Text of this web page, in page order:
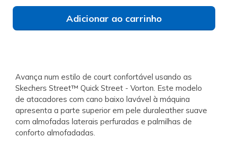
Adicionar ao carrinho
Avança num estilo de court confortável usando as
Skechers Street™ Quick Street - Vorton. Este modelo
de atacadores com cano baixo lavável à máquina
apresenta a parte superior em pele duraleather suave
com almofadas laterais perfuradas e palmilhas de
conforto almofadadas.